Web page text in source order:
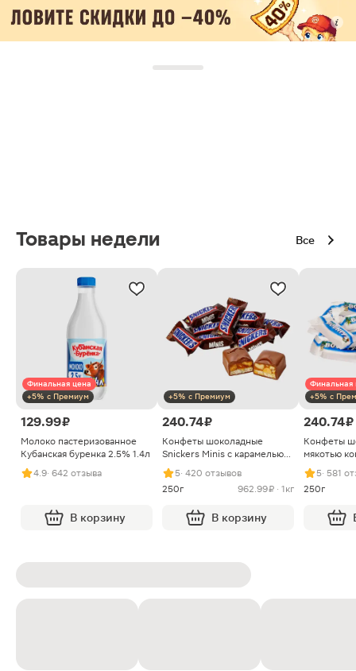
Товары недели Все
Финальная цена
+5% с Премиум
129.99 ₽
Молоко пастеризованное
Кубанская буренка 2.5% 1.4л
4.9· 642 отзыва
В корзину
+5% с Премиум
240.74 ₽
Конфеты шоколадные
Snickers Minis с карамелью
арахисом и нугой
5· 420 отзывов
250г
962.99 ₽ · 1кг
В корзину
Финальная
+5% с
240.74 ₽
Конфеты
мякотью
5· 581
250г